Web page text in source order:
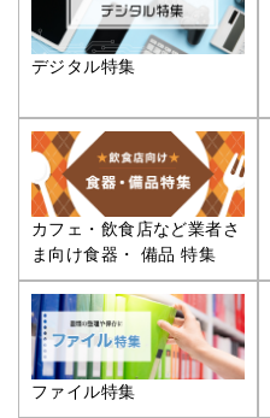
デジタル特集
カフェ・飲食店など業者さ
ま向け食器・ 備品 特集
ファイル特集